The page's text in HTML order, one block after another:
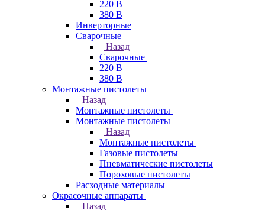
220 В
380 В
Инверторные
Сварочные
Назад
Сварочные
220 В
380 В
Монтажные пистолеты
Назад
Монтажные пистолеты
Монтажные пистолеты
Назад
Монтажные пистолеты
Газовые пистолеты
Пневматические пистолеты
Пороховые пистолеты
Расходные материалы
Окрасочные аппараты
Назад